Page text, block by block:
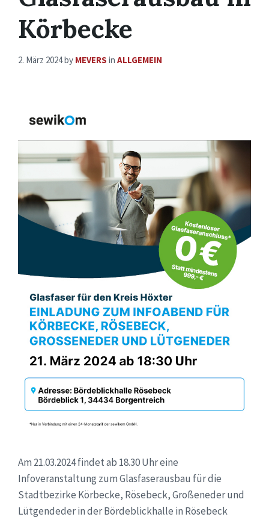
Körbecke
2. März 2024by MEVERS in ALLGEMEIN
Am 21.03.2024 findet ab 18.30 Uhr eine
Infoveranstaltung zum Glasfaserausbau für die
Stadtbezirke Körbecke, Rösebeck, Großeneder und
Lütgendeder in der Bördeblickhalle in Rösebeck